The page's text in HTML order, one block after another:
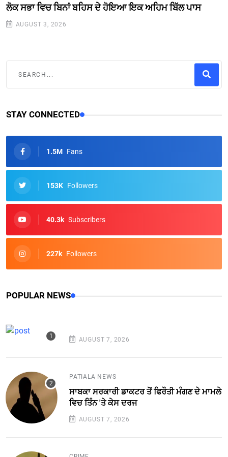
ਲੋਕ ਸਭਾ ਵਿਚ ਬਿਨਾਂ ਬਹਿਸ ਦੇ ਹੋਇਆ ਇਕ ਅਹਿਮ ਬਿੱਲ ਪਾਸ
AUGUST 3, 2026
STAY CONNECTED
1.5M Fans
153K Followers
40.3k Subscribers
227k Followers
POPULAR NEWS
AUGUST 7, 2026
PATIALA NEWS
ਸਾਬਕਾ ਸਰਕਾਰੀ ਡਾਕਟਰ ਤੋਂ ਫਿਰੌਤੀ ਮੰਗਣ ਦੇ ਮਾਮਲੇ
ਵਿਚ ਤਿੰਨ 'ਤੇ ਕੇਸ ਦਰਜ
AUGUST 7, 2026